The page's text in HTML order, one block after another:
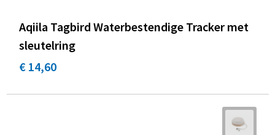
Aqiila Tagbird Waterbestendige Tracker met
sleutelring
€ 14,60